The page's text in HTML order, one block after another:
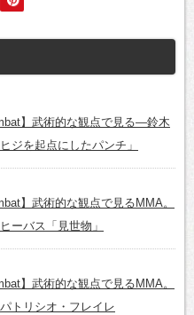
】武術的な観点で見る―鈴木
ジを起点にしたパンチ」
】武術的な観点で見るMMA。
ーバス「見世物」
】武術的な観点で見るMMA。
トリシオ・フレイレ